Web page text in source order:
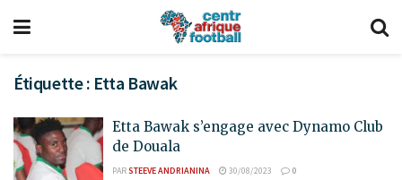
Étiquette : Etta Bawak
Etta Bawak s’engage avec Dynamo Club
de Douala
PARSTEEVE ANDRIANINA 30/08/2023 0